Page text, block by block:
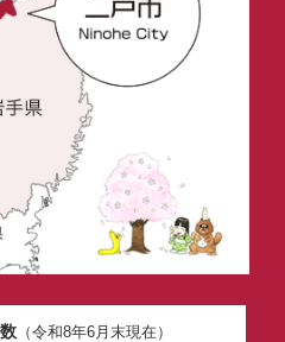
（令和8年6月末現在）